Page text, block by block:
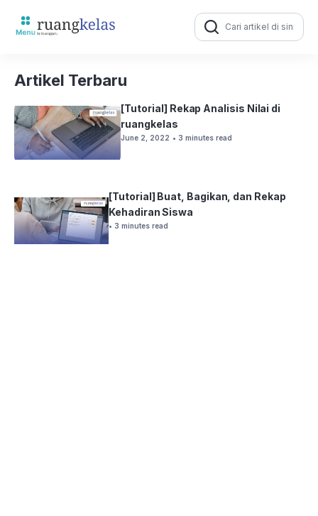
Search
for:
Artikel Terbaru
[Tutorial] Rekap Analisis Nilai di
ruangkelas
June 2, 2022 • 3 minutes read
[Tutorial] Buat, Bagikan, dan Rekap
Kehadiran Siswa
• 3 minutes read